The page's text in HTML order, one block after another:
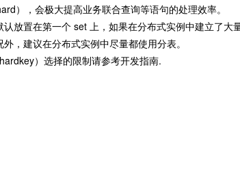
），会极大提高业务联合查询等语句的处理效率。
认放置在第一个 set 上，如果在分布式实例中建立了大
，建议在分布式实例中尽量都使用分表。
）选择的限制请参考开发指南.